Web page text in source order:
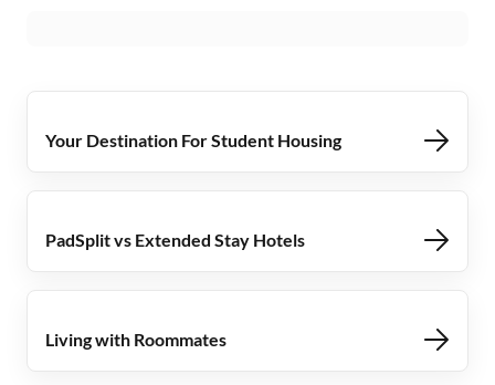
Your Destination For Student Housing
PadSplit vs Extended Stay Hotels
Living with Roommates